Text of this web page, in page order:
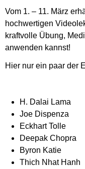
Vom 1. – 11. März
hochwertigen
kraftvolle Übung,
anwenden kannst!
Hier nur ein paar der
H. Dalai Lama
Joe Dispenza
Eckhart Tolle
Deepak Chopra
Byron Katie
Thich Nhat Hanh